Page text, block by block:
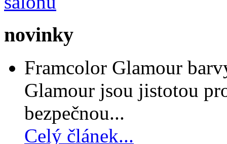
novinky
Framcolor Glamour
Glamour jsou jistotou
bezpečnou...
Celý článek...